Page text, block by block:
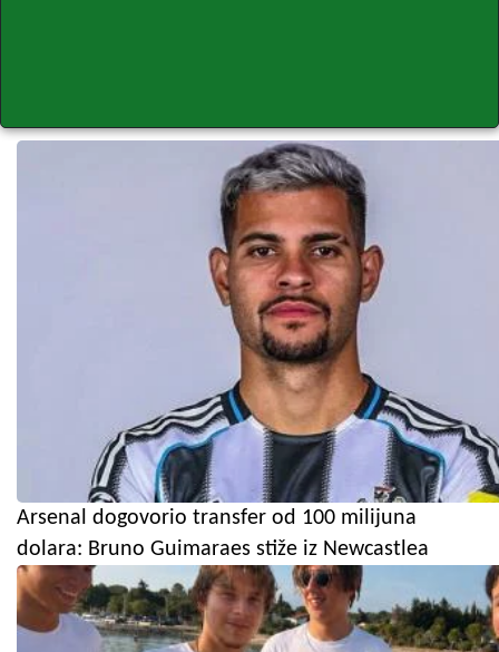
Arsenal dogovorio transfer od 100 milijuna
dolara: Bruno Guimaraes stiže iz Newcastlea